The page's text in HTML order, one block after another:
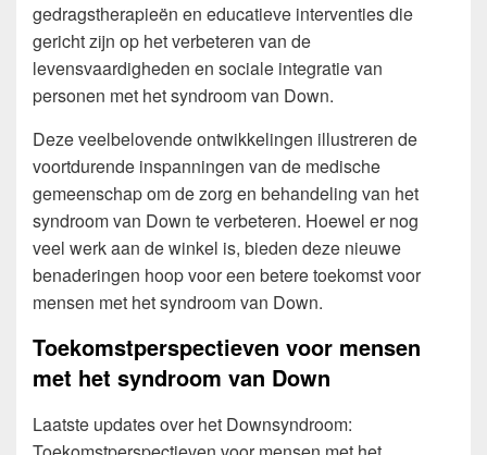
gedragstherapieën en educatieve interventies die
gericht zijn op het verbeteren van de
levensvaardigheden en sociale integratie van
personen met het syndroom van Down.
Deze veelbelovende ontwikkelingen illustreren de
voortdurende inspanningen van de medische
gemeenschap om de zorg en behandeling van het
syndroom van Down te verbeteren. Hoewel er nog
veel werk aan de winkel is, bieden deze nieuwe
benaderingen hoop voor een betere toekomst voor
mensen met het syndroom van Down.
Toekomstperspectieven voor mensen
met het syndroom van Down
Laatste updates over het Downsyndroom: